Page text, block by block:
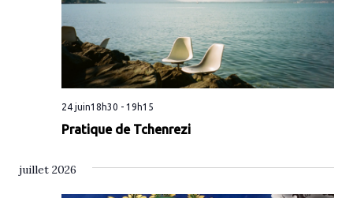
Pratique de Tchenrezi
24 juin18h30 - 19h15
juillet 2026